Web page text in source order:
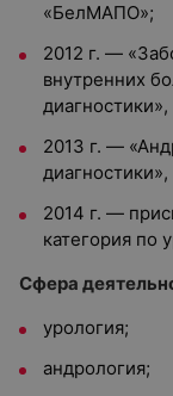
«БелМАПО»;
2012 г. —
внутренних
2013 г. —
2014 г. —
категория по
Сфера
урология;
андрология;